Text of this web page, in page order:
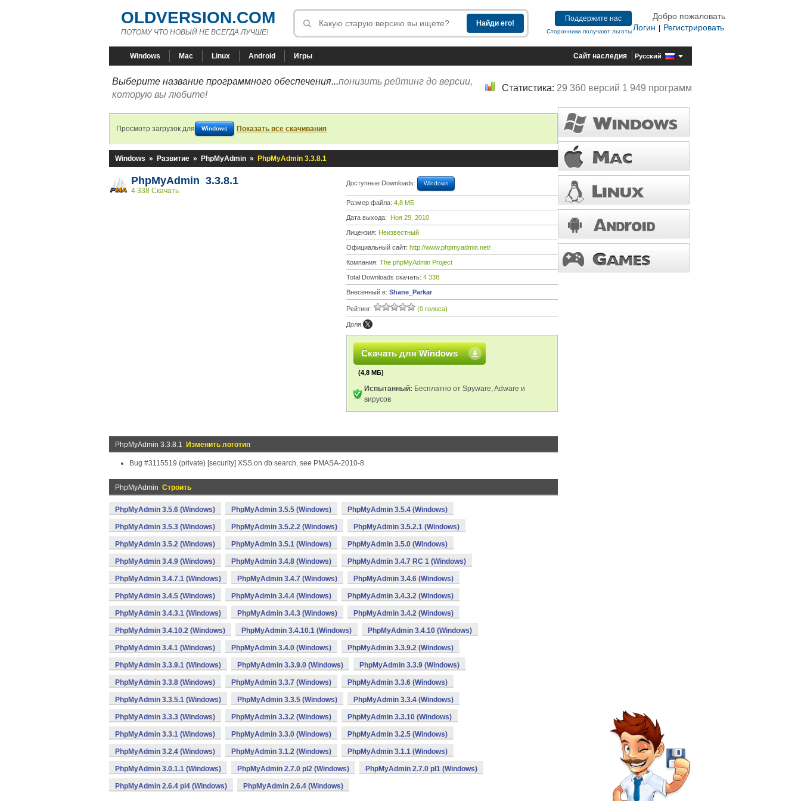
OLDVERSION.COM
ПОТОМУ ЧТО НОВЫЙ НЕ ВСЕГДА ЛУЧШЕ!
Поддержите нас
Сторонники получают льготы
Добро пожаловать
Логин
Регистрировать
Windows Mac Linux Android Игры Сайт наследия Русский
Выберите название программного обеспечения...понизить рейтинг до версии,
которую вы любите!
Статистика: 29 360 версий 1 949 программ
Просмотр загрузок для Windows Показать все скачивания
Windows » Развитие » PhpMyAdmin » PhpMyAdmin 3.3.8.1
PhpMyAdmin 3.3.8.1
4 338 Скачать
Доступные Downloads: Windows
Размер файла: 4,8 МБ
Дата выхода: Ноя 29, 2010
Лицензия: Неизвестный
Официальный сайт: http://www.phpmyadmin.net/
Компания: The phpMyAdmin Project
Total Downloads скачать: 4 338
Внесенный в: Shane_Parkar
Рейтинг: (0 голоса)
Доля:
Скачать для Windows
(4,8 МБ)
Испытанный: Бесплатно от Spyware, Adware и
вирусов
PhpMyAdmin 3.3.8.1 Изменить логотип
Bug #3115519 (private) [security] XSS on db search, see PMASA-2010-8
PhpMyAdmin Строить
PhpMyAdmin 3.5.6 (Windows) PhpMyAdmin 3.5.5 (Windows) PhpMyAdmin 3.5.4 (Windows)
PhpMyAdmin 3.5.3 (Windows) PhpMyAdmin 3.5.2.2 (Windows) PhpMyAdmin 3.5.2.1 (Windows)
PhpMyAdmin 3.5.2 (Windows) PhpMyAdmin 3.5.1 (Windows) PhpMyAdmin 3.5.0 (Windows)
PhpMyAdmin 3.4.9 (Windows) PhpMyAdmin 3.4.8 (Windows) PhpMyAdmin 3.4.7 RC 1 (Windows)
PhpMyAdmin 3.4.7.1 (Windows) PhpMyAdmin 3.4.7 (Windows) PhpMyAdmin 3.4.6 (Windows)
PhpMyAdmin 3.4.5 (Windows) PhpMyAdmin 3.4.4 (Windows) PhpMyAdmin 3.4.3.2 (Windows)
PhpMyAdmin 3.4.3.1 (Windows) PhpMyAdmin 3.4.3 (Windows) PhpMyAdmin 3.4.2 (Windows)
PhpMyAdmin 3.4.10.2 (Windows) PhpMyAdmin 3.4.10.1 (Windows) PhpMyAdmin 3.4.10 (Windows)
PhpMyAdmin 3.4.1 (Windows) PhpMyAdmin 3.4.0 (Windows) PhpMyAdmin 3.3.9.2 (Windows)
PhpMyAdmin 3.3.9.1 (Windows) PhpMyAdmin 3.3.9.0 (Windows) PhpMyAdmin 3.3.9 (Windows)
PhpMyAdmin 3.3.8 (Windows) PhpMyAdmin 3.3.7 (Windows) PhpMyAdmin 3.3.6 (Windows)
PhpMyAdmin 3.3.5.1 (Windows) PhpMyAdmin 3.3.5 (Windows) PhpMyAdmin 3.3.4 (Windows)
PhpMyAdmin 3.3.3 (Windows) PhpMyAdmin 3.3.2 (Windows) PhpMyAdmin 3.3.10 (Windows)
PhpMyAdmin 3.3.1 (Windows) PhpMyAdmin 3.3.0 (Windows) PhpMyAdmin 3.2.5 (Windows)
PhpMyAdmin 3.2.4 (Windows) PhpMyAdmin 3.1.2 (Windows) PhpMyAdmin 3.1.1 (Windows)
PhpMyAdmin 3.0.1.1 (Windows) PhpMyAdmin 2.7.0 pl2 (Windows) PhpMyAdmin 2.7.0 pl1 (Windows)
PhpMyAdmin 2.6.4 pl4 (Windows) PhpMyAdmin 2.6.4 (Windows)